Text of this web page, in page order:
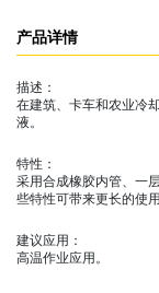
产品详情
描述：
在建筑、卡车和农业冷
液。
特性：
采用合成橡胶内管、一
些特性可带来更长的使
建议应用：
高温作业应用。